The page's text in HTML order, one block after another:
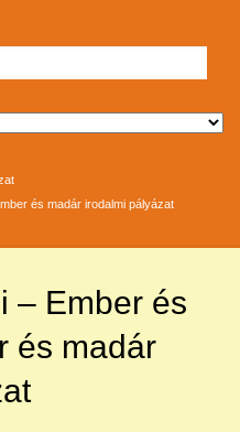
és madár irodalmi pályázat
– Ember és
és madár